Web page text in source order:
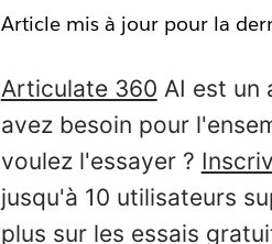
Article mis à jour pour la
Articulate 360 AI est un
avez besoin pour
voulez l'essayer ?
jusqu'à 10 utilisateurs
plus sur les essais